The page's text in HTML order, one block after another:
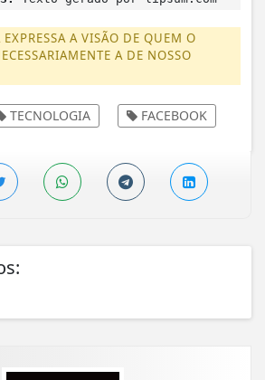
A VISÃO DE QUEM O
A DE NOSSO
TECNOLOGIA FACEBOOK